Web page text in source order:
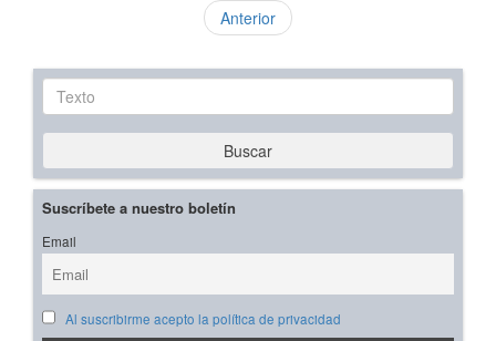
Anterior
Texto
Buscar
Suscríbete a nuestro boletín
Email
Al suscribirme acepto la política de privacidad